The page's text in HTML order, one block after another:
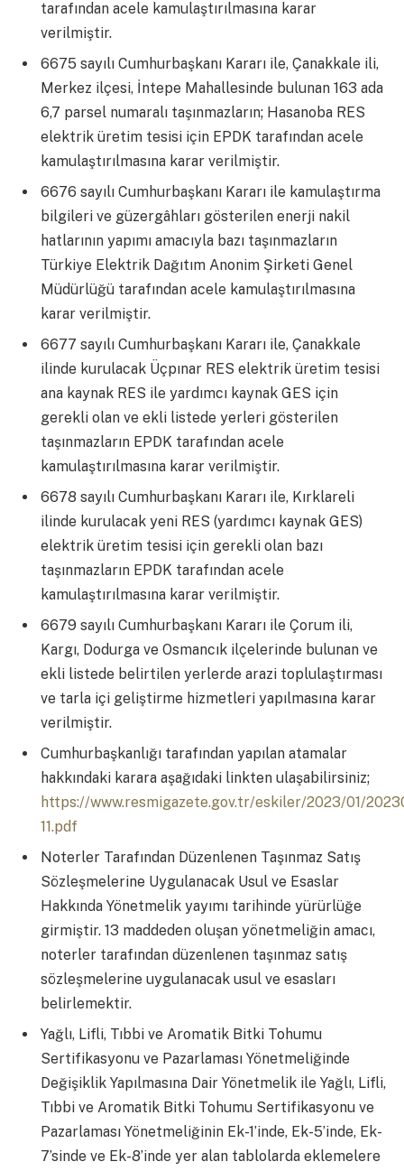
tarafından acele kamulaştırılmasına karar
verilmiştir.
6675 sayılı Cumhurbaşkanı Kararı ile, Çanakkale ili,
Merkez ilçesi, İntepe Mahallesinde bulunan 163 ada
6,7 parsel numaralı taşınmazların; Hasanoba RES
elektrik üretim tesisi için EPDK tarafından acele
kamulaştırılmasına karar verilmiştir.
6676 sayılı Cumhurbaşkanı Kararı ile kamulaştırma
bilgileri ve güzergâhları gösterilen enerji nakil
hatlarının yapımı amacıyla bazı taşınmazların
Türkiye Elektrik Dağıtım Anonim Şirketi Genel
Müdürlüğü tarafından acele kamulaştırılmasına
karar verilmiştir.
6677 sayılı Cumhurbaşkanı Kararı ile, Çanakkale
ilinde kurulacak Üçpınar RES elektrik üretim tesisi
ana kaynak RES ile yardımcı kaynak GES için
gerekli olan ve ekli listede yerleri gösterilen
taşınmazların EPDK tarafından acele
kamulaştırılmasına karar verilmiştir.
6678 sayılı Cumhurbaşkanı Kararı ile, Kırklareli
ilinde kurulacak yeni RES (yardımcı kaynak GES)
elektrik üretim tesisi için gerekli olan bazı
taşınmazların EPDK tarafından acele
kamulaştırılmasına karar verilmiştir.
6679 sayılı Cumhurbaşkanı Kararı ile Çorum ili,
Kargı, Dodurga ve Osmancık ilçelerinde bulunan ve
ekli listede belirtilen yerlerde arazi toplulaştırması
ve tarla içi geliştirme hizmetleri yapılmasına karar
verilmiştir.
Cumhurbaşkanlığı tarafından yapılan atamalar
hakkındaki karara aşağıdaki linkten ulaşabilirsiniz;
https://www.resmigazete.gov.tr/eskiler/2023/01/
11.pdf
Noterler Tarafından Düzenlenen Taşınmaz Satış
Sözleşmelerine Uygulanacak Usul ve Esaslar
Hakkında Yönetmelik yayımı tarihinde yürürlüğe
girmiştir. 13 maddeden oluşan yönetmeliğin amacı,
noterler tarafından düzenlenen taşınmaz satış
sözleşmelerine uygulanacak usul ve esasları
belirlemektir.
Yağlı, Lifli, Tıbbi ve Aromatik Bitki Tohumu
Sertifikasyonu ve Pazarlaması Yönetmeliğinde
Değişiklik Yapılmasına Dair Yönetmelik ile Yağlı, Lifli,
Tıbbi ve Aromatik Bitki Tohumu Sertifikasyonu ve
Pazarlaması Yönetmeliğinin Ek-1’inde, Ek-5’inde, Ek-
7’sinde ve Ek-8’inde yer alan tablolarda eklemelere